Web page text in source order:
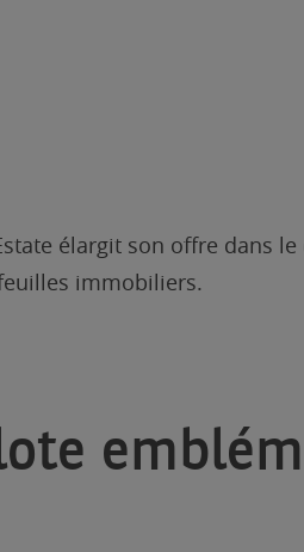
élargit son offre dans
immobiliers.